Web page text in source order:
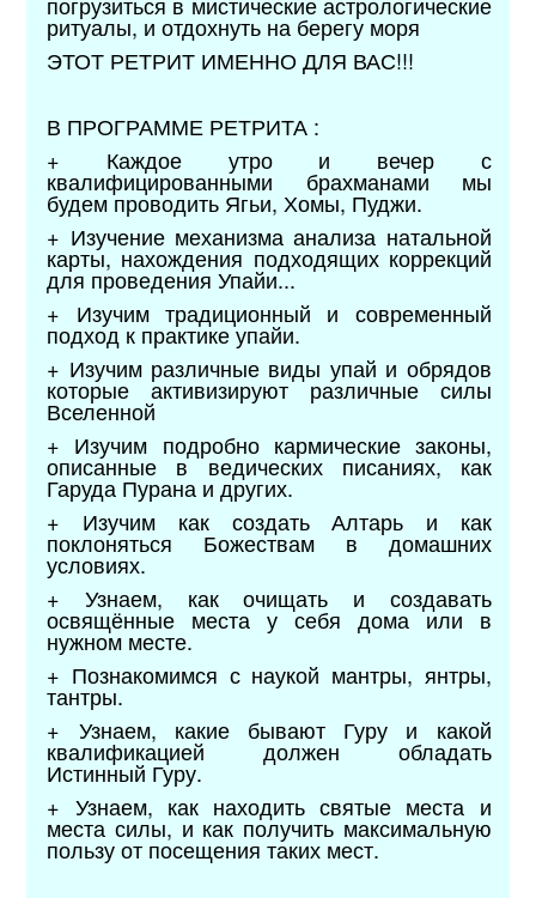
ритуалы, и отдохнуть на берегу моря
ЭТОТ РЕТРИТ ИМЕННО ДЛЯ ВАС!!!
В ПРОГРАММЕ РЕТРИТА :
+ Каждое утро и вечер с
квалифицированными брахманами мы
будем проводить Ягьи, Хомы, Пуджи.
+ Изучение механизма анализа натальной
карты, нахождения подходящих коррекций
для проведения Упайи...
+ Изучим традиционный и современный
подход к практике упайи.
+ Изучим различные виды упай и обрядов
которые активизируют различные силы
Вселенной
+ Изучим подробно кармические законы,
описанные в ведических писаниях, как
Гаруда Пурана и других.
+ Изучим как создать Алтарь и как
поклоняться Божествам в домашних
условиях.
+ Узнаем, как очищать и создавать
освящённые места у себя дома или в
нужном месте.
+ Познакомимся с наукой мантры, янтры,
тантры.
+ Узнаем, какие бывают Гуру и какой
квалификацией должен обладать
Истинный Гуру.
+ Узнаем, как находить святые места и
места силы, и как получить максимальную
пользу от посещения таких мест.